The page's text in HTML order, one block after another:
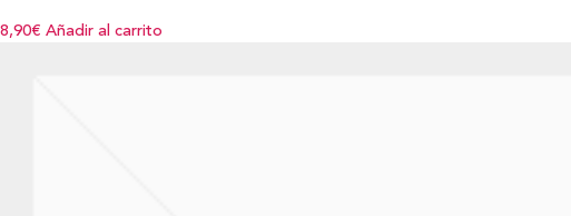
8,90€ Añadir al carrito